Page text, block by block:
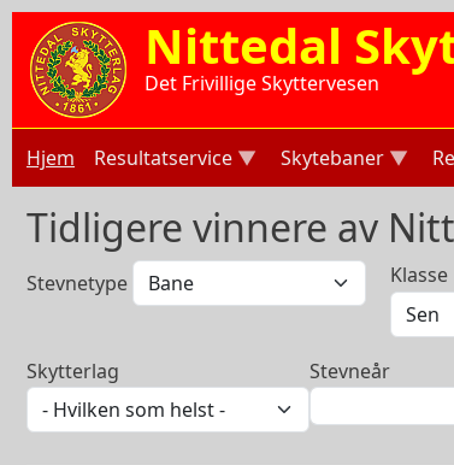
Hopp til hovedinnholdNittedal
Det Frivillige Skyttervesen
Hjem Resultatservice Skytebaner
Tidligere vinnere av
Stevnetype Klasse
Skytterlag Stevneår